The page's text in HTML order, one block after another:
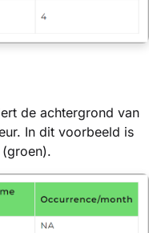
de achtergrond van
In dit voorbeeld is
(groen).